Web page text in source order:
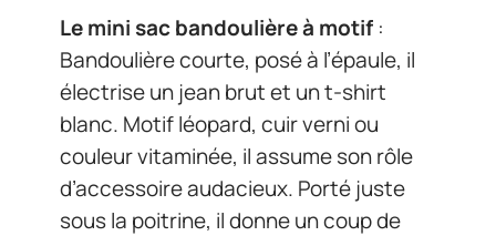
Le mini sac bandoulière à motif :
Bandoulière courte, posé à l’épaule, il
électrise un jean brut et un t-shirt
blanc. Motif léopard, cuir verni ou
couleur vitaminée, il assume son rôle
d’accessoire audacieux. Porté juste
sous la poitrine, il donne un coup de